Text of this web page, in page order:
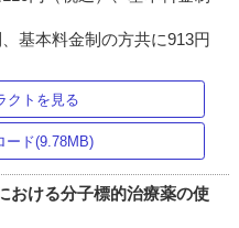
基本料金制の方共に913円
クトを見る
ード(9.78MB)
おける分子標的治療薬の使